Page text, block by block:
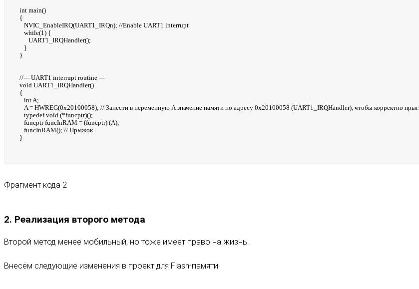
int main()
{
NVIC_EnableIRQ(UART1_IRQn); //Enable UART1 interrupt
while(1) {
UART1_IRQHandler();
}
}
//--- UART1 interrupt routine ---
void UART1_IRQHandler()
{
int A;
A = HWREG(0x20100058); // Занести в переменную А значение памяти по адресу 0x20100058 (UART1_IRQHandler), чтобы корректно
typedef void (*funcptr)();
funcptr funcInRAM = (funcptr) (A);
funcInRAM(); // Прыжок
}
Фрагмент кода 2
2. Реализация второго метода
Второй метод менее мобильный, но тоже имеет право на жизнь.
Внесём следующие изменения в проект для Flash-памяти: